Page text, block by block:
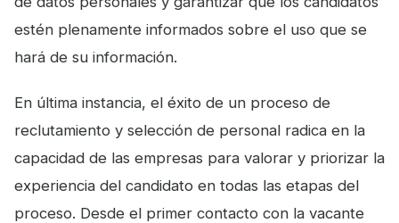
estén plenamente informados sobre el uso que se
hará de su información.
En última instancia, el éxito de un proceso de
reclutamiento y selección de personal radica en la
capacidad de las empresas para valorar y priorizar la
experiencia del candidato en todas las etapas del
proceso. Desde el primer contacto con la vacante